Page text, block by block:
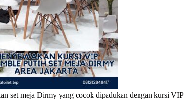
set meja Dirmy yang cocok dipadukan dengan kursi